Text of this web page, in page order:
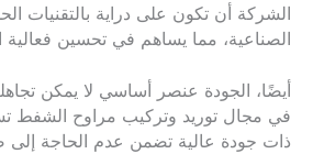
الشركة أن تكون على دراية بالتقنيات
الصناعية، مما يساهم في تحسين فعالية
أيضًا، الجودة عنصر أساسي لا يمكن
في مجال توريد وتركيب مراوح الشفط
ذات جودة عالية تضمن عدم الحاجة إلى